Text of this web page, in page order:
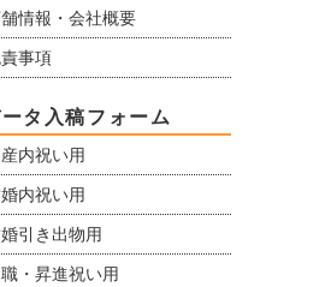
舗情報・会社概要
事項
タ入稿フォーム
内祝い用
内祝い用
引き出物用
・昇進祝い用